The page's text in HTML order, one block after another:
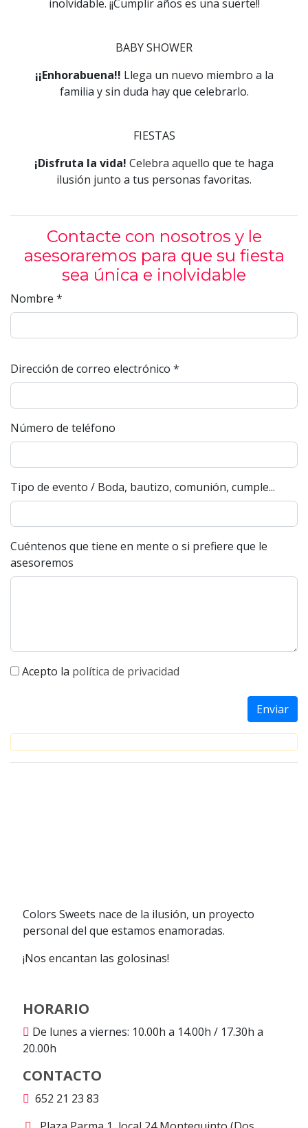
inolvidable. ¡¡Cumplir años es una suerte!!
BABY SHOWER
¡¡Enhorabuena!! Llega un nuevo miembro a la
familia y sin duda hay que celebrarlo.
FIESTAS
¡Disfruta la vida! Celebra aquello que te haga
ilusión junto a tus personas favoritas.
Contacte con nosotros y le
asesoraremos para que su fiesta
sea única e inolvidable
Nombre *
Dirección de correo electrónico *
Número de teléfono
Tipo de evento / Boda, bautizo, comunión, cumple...
Cuéntenos que tiene en mente o si prefiere que le
asesoremos
Acepto la política de privacidad
Colors Sweets nace de la ilusión, un proyecto
personal del que estamos enamoradas.
¡Nos encantan las golosinas!
HORARIO
De lunes a viernes: 10.00h a 14.00h / 17.30h a
20.00h
CONTACTO
652 21 23 83